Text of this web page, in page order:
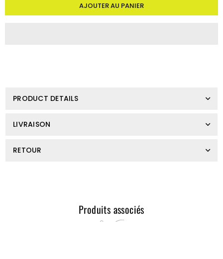
AJOUTER AU PANIER
PRODUCT DETAILS
LIVRAISON
RETOUR
Produits associés